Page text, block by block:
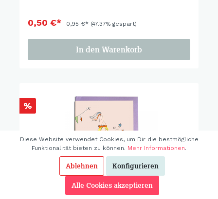
0,50 €* 0,95 €* (47.37% gespart)
In den Warenkorb
%
Diese Website verwendet Cookies, um Dir die bestmögliche
Funktionalität bieten zu können. Mehr Informationen.
Ablehnen
Konfigurieren
Alle Cookies akzeptieren